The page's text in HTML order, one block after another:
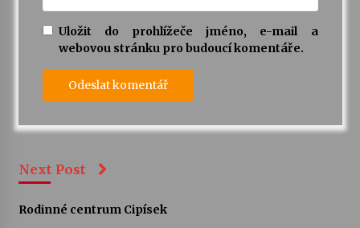
Uložit do prohlížeče jméno, e-mail a
webovou stránku pro budoucí komentáře.
Next Post
Rodinné centrum Cipísek